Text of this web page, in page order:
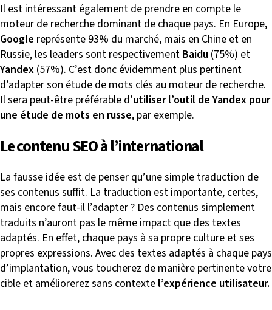
Il est intéressant également de prendre en compte le
moteur de recherche dominant de chaque pays. En Europe,
Google représente 93% du marché, mais en Chine et en
Russie, les leaders sont respectivement Baidu (75%) et
Yandex (57%). C’est donc évidemment plus pertinent
d’adapter son étude de mots clés au moteur de recherche.
Il sera peut-être préférable d’utiliser l’outil de Yandex pour
une étude de mots en russe, par exemple.
Le contenu SEO à l’international
La fausse idée est de penser qu’une simple traduction de
ses contenus suffit. La traduction est importante, certes,
mais encore faut-il l’adapter ? Des contenus simplement
traduits n’auront pas le même impact que des textes
adaptés. En effet, chaque pays à sa propre culture et ses
propres expressions. Avec des textes adaptés à chaque pays
d’implantation, vous toucherez de manière pertinente votre
cible et améliorerez sans contexte l’expérience utilisateur.